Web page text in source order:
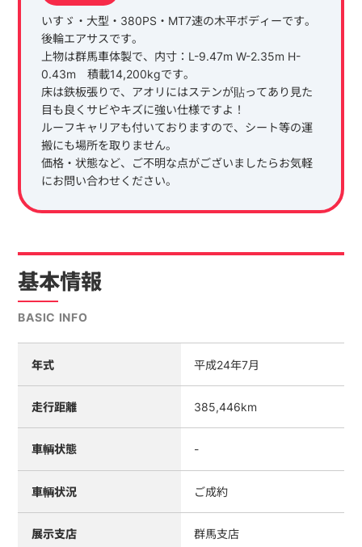
いすゞ・大型・380PS・MT7速の木平ボディーです。
後輪エアサスです。
上物は群馬車体製で、内寸：L-9.47m W-2.35m H-
0.43m 積載14,200kgです。
床は鉄板張りで、アオリにはステンが貼ってあり見た
目も良くサビやキズに強い仕様ですよ！
ルーフキャリアも付いておりますので、シート等の運
搬にも場所を取りません。
価格・状態など、ご不明な点がございましたらお気軽
にお問い合わせください。
基本情報
BASIC INFO
年式 平成24年7月
走行距離 385,446km
車輌状態 -
車輌状況 ご成約
展示支店 群馬支店